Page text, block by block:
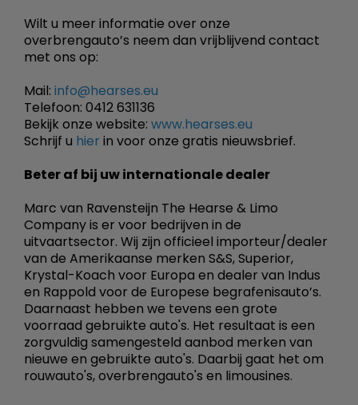
Wilt u meer informatie over onze
overbrengauto’s neem dan vrijblijvend contact
met ons op:
Mail: info@hearses.eu
Telefoon: 0412 631136
Bekijk onze website: www.hearses.eu
Schrijf u hier in voor onze gratis nieuwsbrief.
Beter af bij uw internationale dealer
Marc van Ravensteijn The Hearse & Limo
Company is er voor bedrijven in de
uitvaartsector. Wij zijn officieel importeur/dealer
van de Amerikaanse merken S&S, Superior,
Krystal-Koach voor Europa en dealer van Indus
en Rappold voor de Europese begrafenisauto’s.
Daarnaast hebben we tevens een grote
voorraad gebruikte auto's. Het resultaat is een
zorgvuldig samengesteld aanbod merken van
nieuwe en gebruikte auto's. Daarbij gaat het om
rouwauto's, overbrengauto's en limousines.